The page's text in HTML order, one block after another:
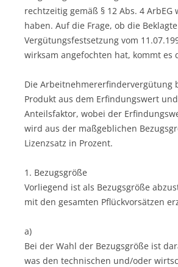
rechtzeitig gemäß § 12 Abs. 4 ArbEG
haben. Auf die Frage, ob die
Vergütungsfestsetzung vom
wirksam angefochten hat, kommt es
Die Arbeitnehmererfindervergütung
Produkt aus dem Erfindungswert
Anteilsfaktor, wobei der
wird aus der maßgeblichen
Lizenzsatz in Prozent.
1. Bezugsgröße
Vorliegend ist als Bezugsgröße
mit den gesamten Pflückvorsätzen
a)
Bei der Wahl der Bezugsgröße ist
was den technischen und/oder